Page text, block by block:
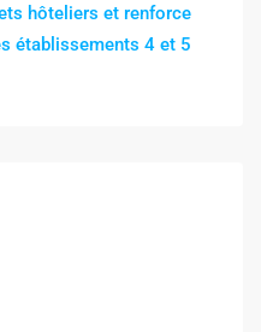
hôteliers et renforce
établissements 4 et 5